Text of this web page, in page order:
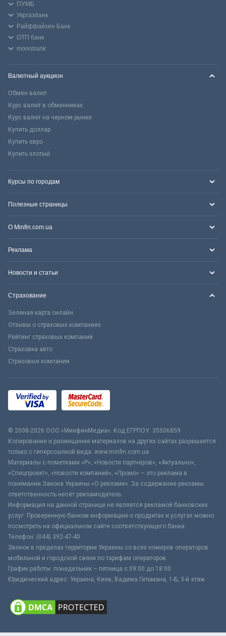
ПУМБ
Укргазбанк
Райффайзен Банк
ОТП банк
monobank
Валютный аукцион
Обмен валют
Курс валют в обменниках
Курс валют на черном рынке
Купить доллар
Купить евро
Купить злотый
Курсы по городам
Полезные страницы
О Minfin.com.ua
Реклама
Новости и статьи
Страхование
Зеленая карта онлайн
Отзывы о страховых компаниях
Рейтинг страховых компаний
Страховка авто
Страховые компании
© 2008-2026 ООО «МинфинМедиа». Код ЕГРПОУ: 35506859
Копирование и размещение материалов на других сайтах разрешается
только с гиперссылкой вида: www.minfin.com.ua
Материалы с пометками «Р», «Новости партнёров», «Актуально»,
«Спецпроект», «Новости компаний», «Промо» – это реклама в
понимании Закона Украины «О рекламе». За содержание рекламы
ответственность несёт рекламодатель.
Информация на данной странице не является рекламой банковских
услуг. Проверенную банком информацию о продуктах и услугах можно
посмотреть на официальном сайте соответствующего банка.
Телефон: (044) 392-47-40
Звонок в пределах территории Украины со всех номеров операторов
мобильной и городской связи по тарифам операторов
График работы: понедельник – пятница с 09:00 до 18:00
Юридический адрес: Украина, Киев, Вадима Гетьмана, 1-Б, 3-й этаж